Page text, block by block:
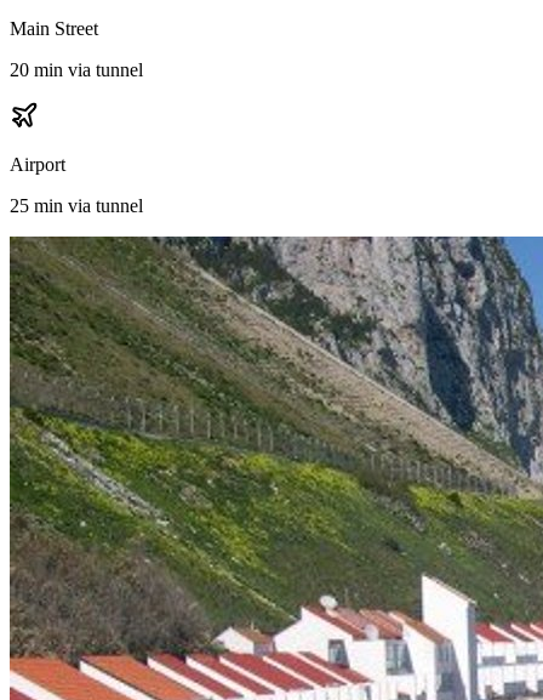
Main Street
20 min via tunnel
Airport
25 min via tunnel